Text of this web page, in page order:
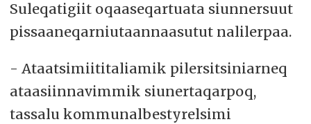
Suleqatigiit oqaaseqartuata siunnersuut
pissaaneqarniutaannaasutut nalilerpaa.
- Ataatsimiititaliamik pilersitsiniarneq
ataasiinnavimmik siunertaqarpoq,
tassalu kommunalbestyrelsimi